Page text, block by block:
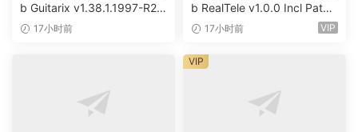
将音频信号的调制副本与输入信号混合在一起，以创建金属铿
锵质感，带来令人惊讶的间奏和迷人的主音。
Enhanced creativity for professoinal mixinq & masterinq
audiolove.me all the essential fools for professoinal sound
b Guitarix v1.38.1.1997-R2R
[WiN]（7.5MB）
17小时前
b RealTele v1.0.0 Incl Patch
ed and Keygen-R2R [WiN]
17小时前 VIP
VIP